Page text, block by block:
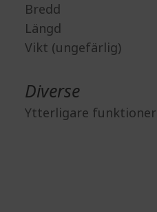
Bredd
Längd
Vikt (ungefärlig)
Diverse
Ytterligare funktioner